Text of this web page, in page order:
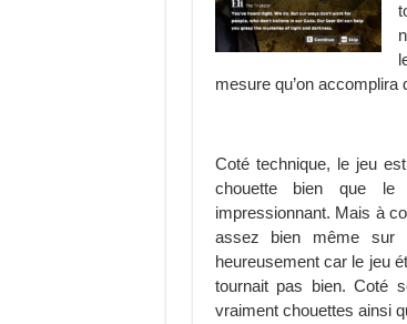
mesure qu’on accomplira
Coté technique, le jeu
chouette bien que le
impressionnant. Mais à
assez bien même sur
heureusement car le jeu
tournait pas bien. Coté
vraiment chouettes ainsi